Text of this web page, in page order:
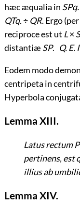
hæc æqualia in SPq.
QTq.÷ QR. Ergo
reciproce est ut L×
distantiæ SP. Q. E.
Eodem modo
centripeta in
Hyperbola
Lemma XIII.
Latus rectum
pertinens, est
illius ab
Lemma XIV.